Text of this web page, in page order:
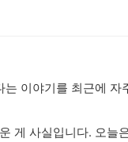
이야기를 최근에 자
게 사실입니다. 오늘